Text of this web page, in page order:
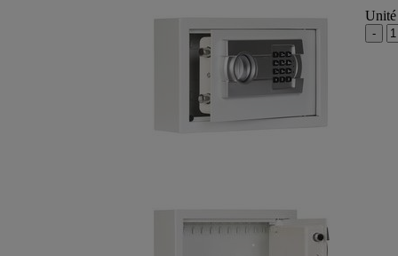
Unité
-